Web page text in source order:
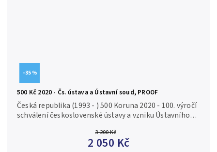
–35 %
500 Kč 2020 - Čs. ústava a Ústavní soud, PROOF
3 200 Kč
2 050 Kč
Česká republika (1993 - ) 500 Koruna 2020 - 100. výročí
schválení československé ústavy a vzniku Ústavního